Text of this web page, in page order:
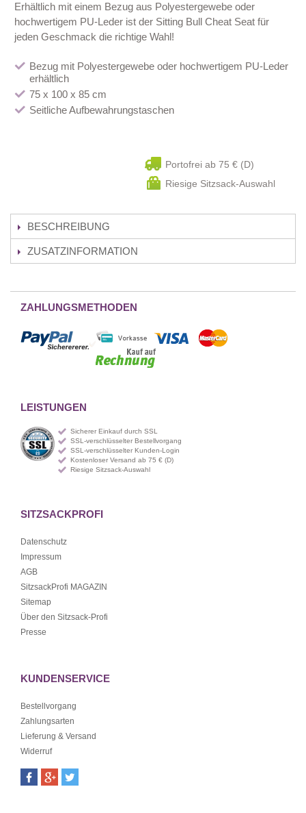
Erhältlich mit einem Bezug aus Polyestergewebe oder
hochwertigem PU-Leder ist der Sitting Bull Cheat Seat für
jeden Geschmack die richtige Wahl!
Bezug mit Polyestergewebe oder hochwertigem PU-Leder
erhältlich
75 x 100 x 85 cm
Seitliche Aufbewahrungstaschen
Portofrei ab 75 € (D)
Riesige Sitzsack-Auswahl
BESCHREIBUNG
ZUSATZINFORMATION
ZAHLUNGSMETHODEN
LEISTUNGEN
Sicherer Einkauf durch SSL
SSL-verschlüsselter Bestellvorgang
SSL-verschlüsselter Kunden-Login
Kostenloser Versand ab 75 € (D)
Riesige Sitzsack-Auswahl
SITZSACKPROFI
Datenschutz
Impressum
AGB
SitzsackProfi MAGAZIN
Sitemap
Über den Sitzsack-Profi
Presse
KUNDENSERVICE
Bestellvorgang
Zahlungsarten
Lieferung & Versand
Widerruf